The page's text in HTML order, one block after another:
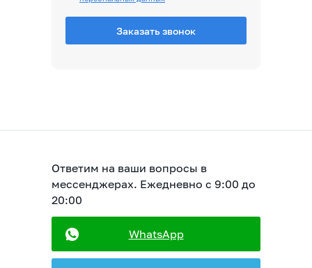
Заказать звонок
Ответим на ваши вопросы в
мессенджерах. Ежедневно с 9:00 до
20:00
WhatsApp